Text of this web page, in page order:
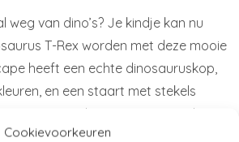
Cookievoorkeuren
weg van dino’s? Je kindje kan nu
T-Rex worden met deze mooie
heeft een echte dinosauruskop,
en een staart met stekels
puntje van de staart. Dit is toch